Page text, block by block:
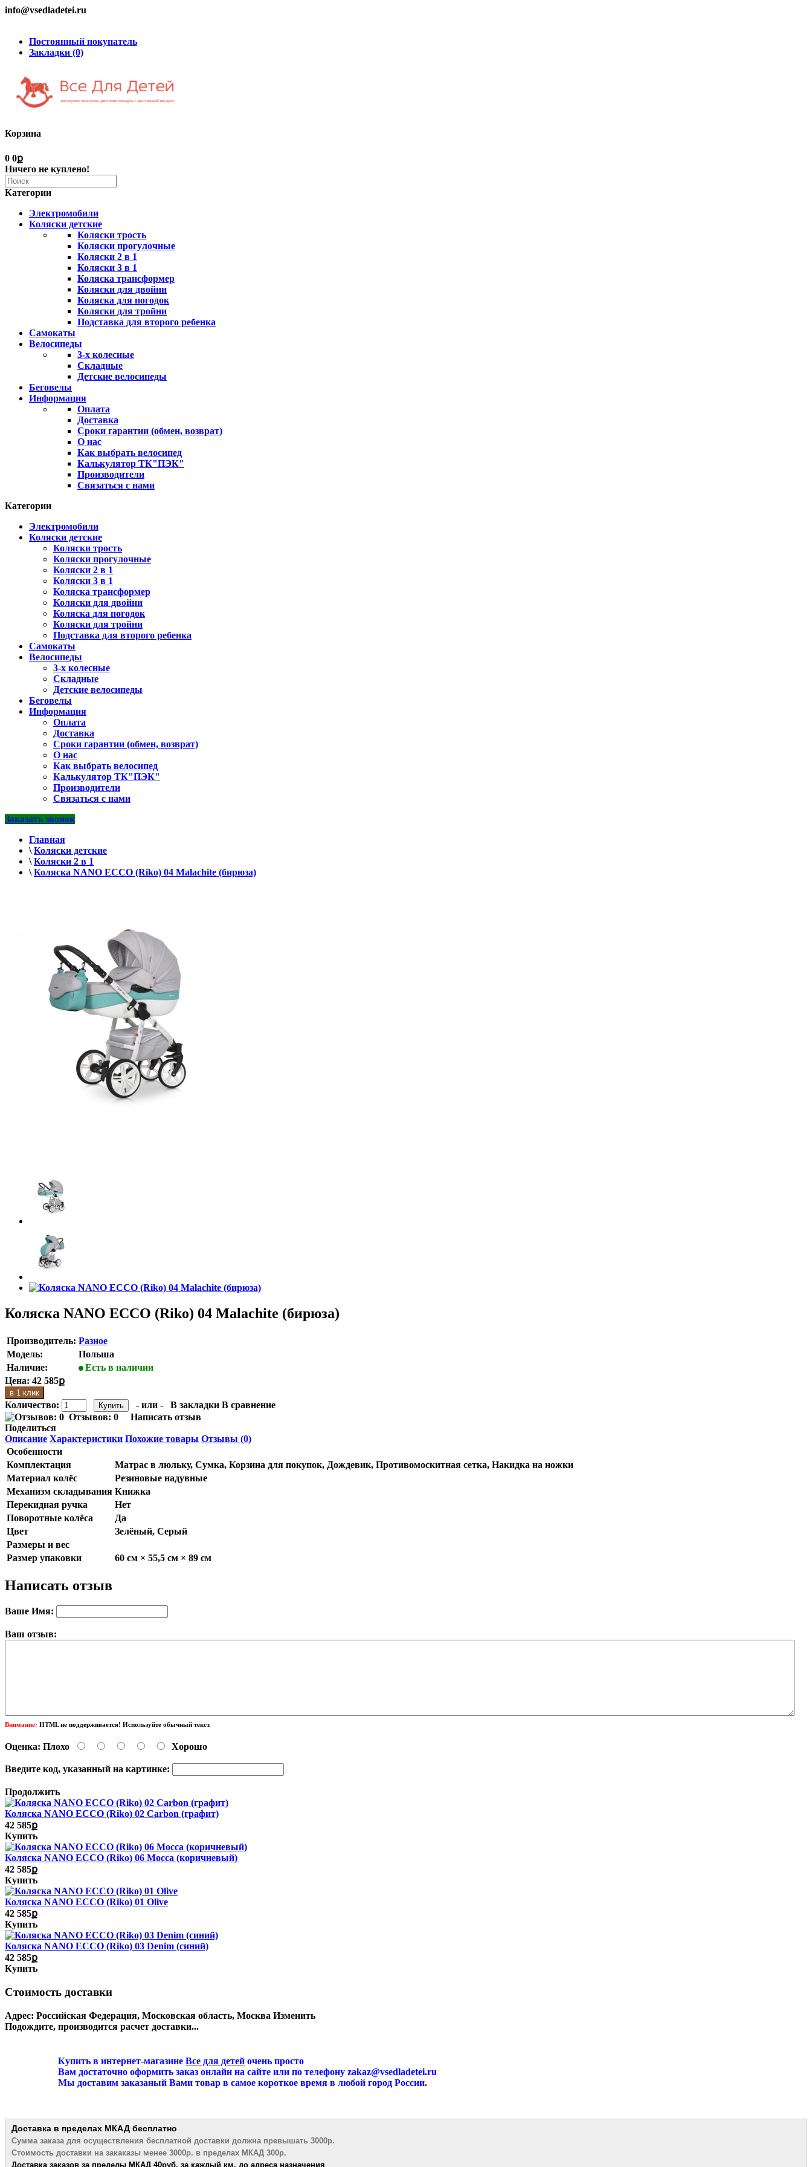
info@vsedladetei.ru
Постоянный покупатель
Закладки (0)
Корзина
0 0ք
Ничего не куплено!
Категории
Электромобили
Коляски детские
Коляски трость
Коляски прогулочные
Коляски 2 в 1
Коляски 3 в 1
Коляска трансформер
Коляски для двойни
Коляска для погодок
Коляски для тройни
Подставка для второго ребенка
Самокаты
Велосипеды
3-х колесные
Складные
Детские велосипеды
Беговелы
Информация
Оплата
Доставка
Сроки гарантии (обмен, возврат)
О нас
Как выбрать велосипед
Калькулятор ТК"ПЭК"
Производители
Связаться с нами
Категории
Электромобили
Коляски детские
Коляски трость
Коляски прогулочные
Коляски 2 в 1
Коляски 3 в 1
Коляска трансформер
Коляски для двойни
Коляска для погодок
Коляски для тройни
Подставка для второго ребенка
Самокаты
Велосипеды
3-х колесные
Складные
Детские велосипеды
Беговелы
Информация
Оплата
Доставка
Сроки гарантии (обмен, возврат)
О нас
Как выбрать велосипед
Калькулятор ТК"ПЭК"
Производители
Связаться с нами
Заказать звонок
Главная
\Коляски детские
\Коляски 2 в 1
\Коляска NANO ECCO (Riko) 04 Malachite (бирюза)
Коляска NANO ECCO (Riko) 04 Malachite (бирюза)
Производитель: Разное
Модель:
Польша
Наличие:
Есть в наличии
Цена: 42 585ք
в 1 клик
Количество: - или - В закладки В сравнение
Отзывов: 0
Написать отзыв
Поделиться
Описание Характеристики Похожие товары Отзывы (0)
Особенности
Комплектация
Матрас в люльку, Сумка, Корзина для покупок, Дождевик, Противомоскитная сетка, Накидка на ножки
Материал колёс
Резиновые надувные
Механизм складывания Книжка
Перекидная ручка
Нет
Поворотные колёса
Да
Цвет
Зелёный, Серый
Размеры и вес
Размер упаковки
60 см × 55,5 см × 89 см
Написать отзыв
Ваше Имя:
Ваш отзыв:
Внимание: HTML не поддерживается! Используйте обычный текст.
Оценка: Плохо Хорошо
Введите код, указанный на картинке:
Продолжить
Коляска NANO ECCO (Riko) 02 Carbon (графит)
42 585ք
Купить
Коляска NANO ECCO (Riko) 06 Mocca (коричневый)
42 585ք
Купить
Коляска NANO ECCO (Riko) 01 Olive
42 585ք
Купить
Коляска NANO ECCO (Riko) 03 Denim (синий)
42 585ք
Купить
Стоимость доставки
Адрес: Российская Федерация, Московская область, Москва Изменить
Подождите, производится расчет доставки...
Купить в интернет-магазине Все для детей очень просто
Вам достаточно оформить заказ онлайн на сайте или по телефону zakaz@vsedladetei.ru
Мы доставим заказаный Вами товар в самое короткое время в любой город России.
Доставка в пределах МКАД бесплатно
Сумма заказа для осуществления бесплатной доставки должна превышать 3000р.
Стоимость доставки на закаказы менее 3000р. в пределах МКАД 300р.
Доставка заказов за пределы МКАД 40руб. за каждый км. до адреса назначения